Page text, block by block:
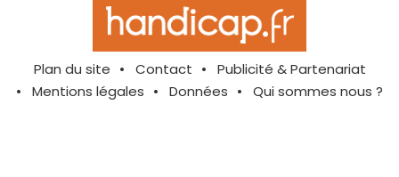
Plan du site Contact
Publicité & Partenariat
Mentions légales
Données Qui sommes nous ?